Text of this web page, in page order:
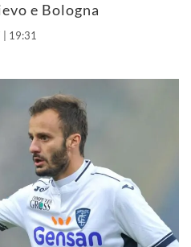
e Bologna
| 19:31